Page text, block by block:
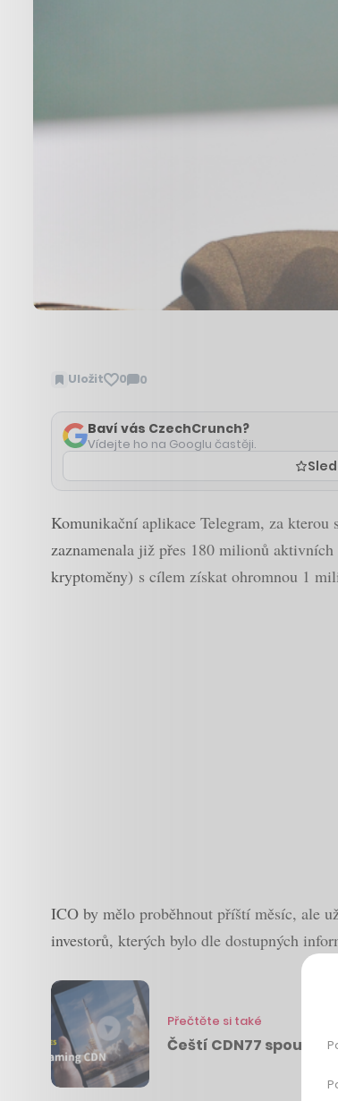
Uložit 0 0
Zobrazit
Baví vás CzechCrunch?
Vídejte ho na Googlu častěji.
Komunikační aplikace Telegram, za
zaznamenala již přes 180 milionů
kryptoměny) s cílem získat ohromnou 1
ICO by mělo proběhnout příští měsíc, ale
investorů, kterých bylo dle dostupných
Přečtěte si také
Čeští CDN77 spouští